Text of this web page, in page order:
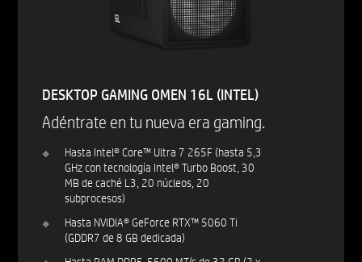
DESKTOP GAMING OMEN 16L (INTEL)
Adéntrate en tu nueva era gaming.
Hasta Intel® Core™ Ultra 7 265F (hasta 5,3
GHz con tecnología Intel® Turbo Boost, 30
MB de caché L3, 20 núcleos, 20
subprocesos)
Hasta NVIDIA® GeForce RTX™ 5060 Ti
(GDDR7 de 8 GB dedicada)